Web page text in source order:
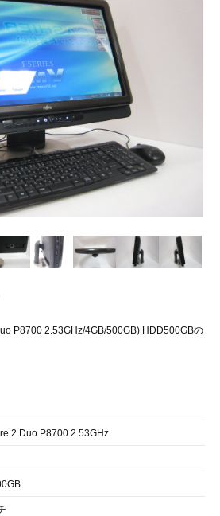
P8700 2.53GHz/4GB/500GB) HDD500GBの
2 Duo P8700 2.53GHz